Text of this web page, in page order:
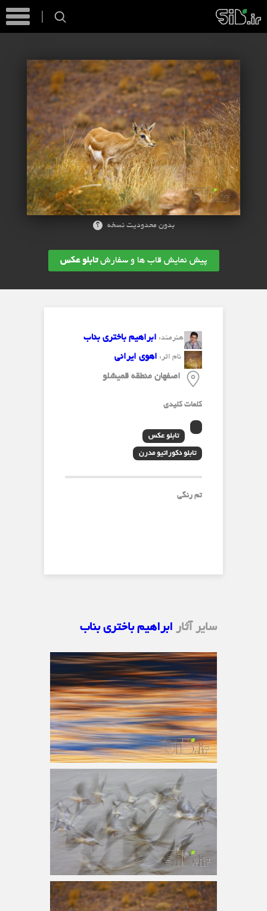
بدون محدودیت نسخه ؟
پیش نمایش قاب ها و سفارشتابلو عکس
هنرمند: ابراهیم باختری بناب
نام اثر: اهوی ایرانی
اصفهان منطقه قمیشلو
کلمات کلیدی
تابلو عکس
تابلو دکوراتیو مدرن
تم رنگی
سایر آثار ابراهیم باختری بناب